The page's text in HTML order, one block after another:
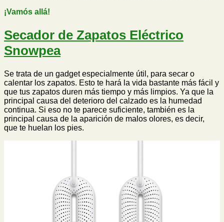
¡Vamós allá!
Secador de Zapatos Eléctrico
Snowpea
Se trata de un gadget especialmente útil, para secar o
calentar los zapatos. Esto te hará la vida bastante más fácil y
que tus zapatos duren más tiempo y más limpios. Ya que la
principal causa del deterioro del calzado es la humedad
continua. Si eso no te parece suficiente, también es la
principal causa de la aparición de malos olores, es decir,
que te huelan los pies.